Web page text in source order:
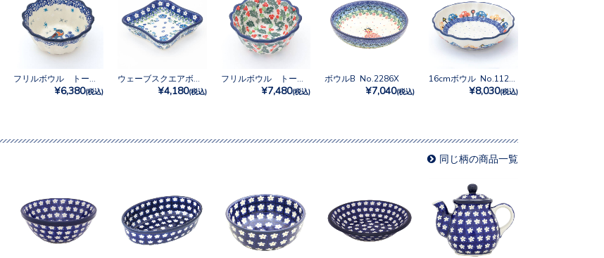
¥6,380(税込) ¥4,180(税込) ¥7,480(税込)
ボウルB No.2286X
¥7,040(税込) ¥8,030(税込)
同じ柄の商品一覧